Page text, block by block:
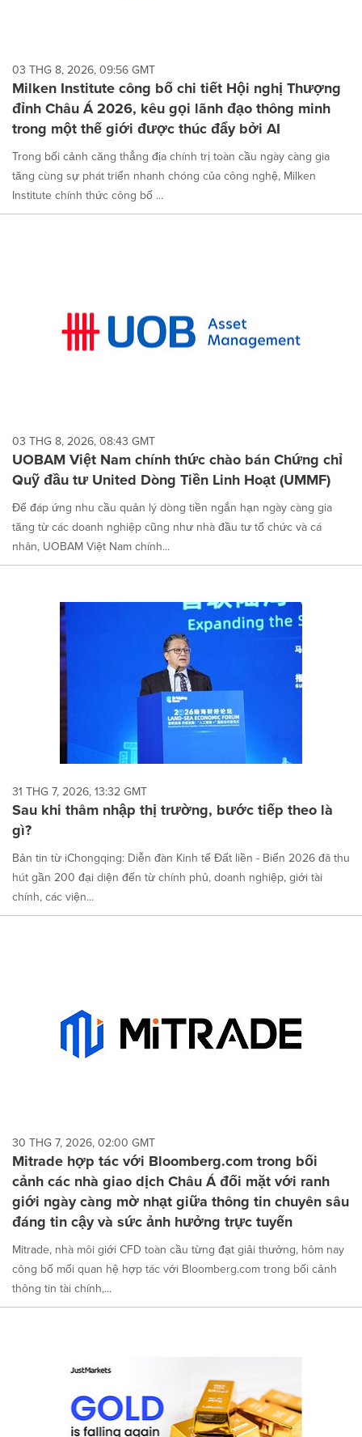
03 THG 8, 2026, 09:56 GMT
Milken Institute công bố chi tiết Hội nghị Thượng
đỉnh Châu Á 2026, kêu gọi lãnh đạo thông minh
trong một thế giới được thúc đẩy bởi AI
Trong bối cảnh căng thẳng địa chính trị toàn cầu ngày càng gia
tăng cùng sự phát triển nhanh chóng của công nghệ, Milken
Institute chính thức công bố ...
03 THG 8, 2026, 08:43 GMT
UOBAM Việt Nam chính thức chào bán Chứng chỉ
Quỹ đầu tư United Dòng Tiền Linh Hoạt (UMMF)
Để đáp ứng nhu cầu quản lý dòng tiền ngắn hạn ngày càng gia
tăng từ các doanh nghiệp cũng như nhà đầu tư tổ chức và cá
nhân, UOBAM Việt Nam chính...
31 THG 7, 2026, 13:32 GMT
Sau khi thâm nhập thị trường, bước tiếp theo là
gì?
Bản tin từ iChongqing: Diễn đàn Kinh tế Đất liền - Biển 2026 đã thu
hút gần 200 đại diện đến từ chính phủ, doanh nghiệp, giới tài
chính, các viện...
30 THG 7, 2026, 02:00 GMT
Mitrade hợp tác với Bloomberg.com trong bối
cảnh các nhà giao dịch Châu Á đối mặt với ranh
giới ngày càng mờ nhạt giữa thông tin chuyên sâu
đáng tin cậy và sức ảnh hưởng trực tuyến
Mitrade, nhà môi giới CFD toàn cầu từng đạt giải thưởng, hôm nay
công bố mối quan hệ hợp tác với Bloomberg.com trong bối cảnh
thông tin tài chính,...